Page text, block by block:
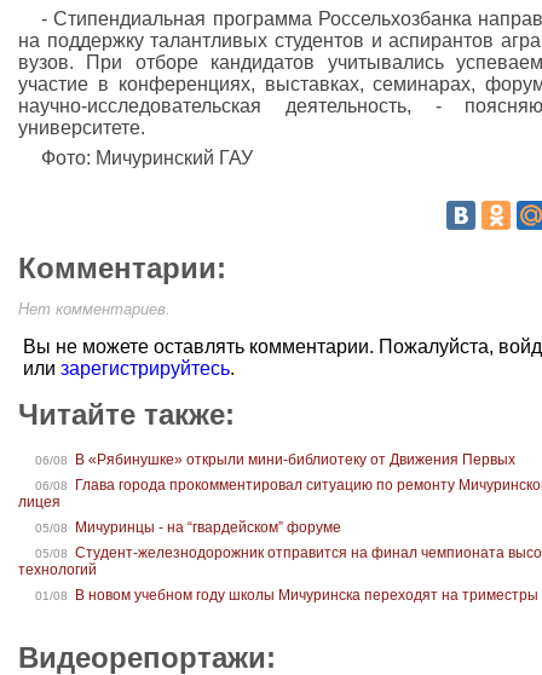
- Стипендиальная программа Россельхозбанка
на поддержку талантливых студентов и аспирантов
вузов. При отборе кандидатов учитывались
участие в конференциях, выставках, семинарах,
научно-исследовательская деятельность, -
университете.
Фото: Мичуринский ГАУ
Комментарии:
Нет комментариев.
Вы не можете оставлять комментарии. Пожалуйста,
или зарегистрируйтесь.
Читайте также:
06/08 В «Рябинушке» открыли мини-библиотеку от Движения Первых
06/08
Глава города прокомментировал ситуацию по ремонту
лицея
05/08 Мичуринцы - на “гвардейском” форуме
05/08
Студент-железнодорожник отправится на финал чемпионата
технологий
01/08 В новом учебном году школы Мичуринска переходят на триместры
Видеорепортажи: